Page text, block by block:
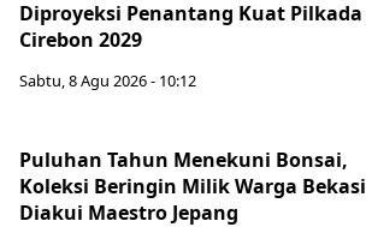
Diproyeksi Penantang Kuat Pilkada
Cirebon 2029
Sabtu, 8 Agu 2026 - 10:12
Puluhan Tahun Menekuni Bonsai,
Koleksi Beringin Milik Warga Bekasi
Diakui Maestro Jepang